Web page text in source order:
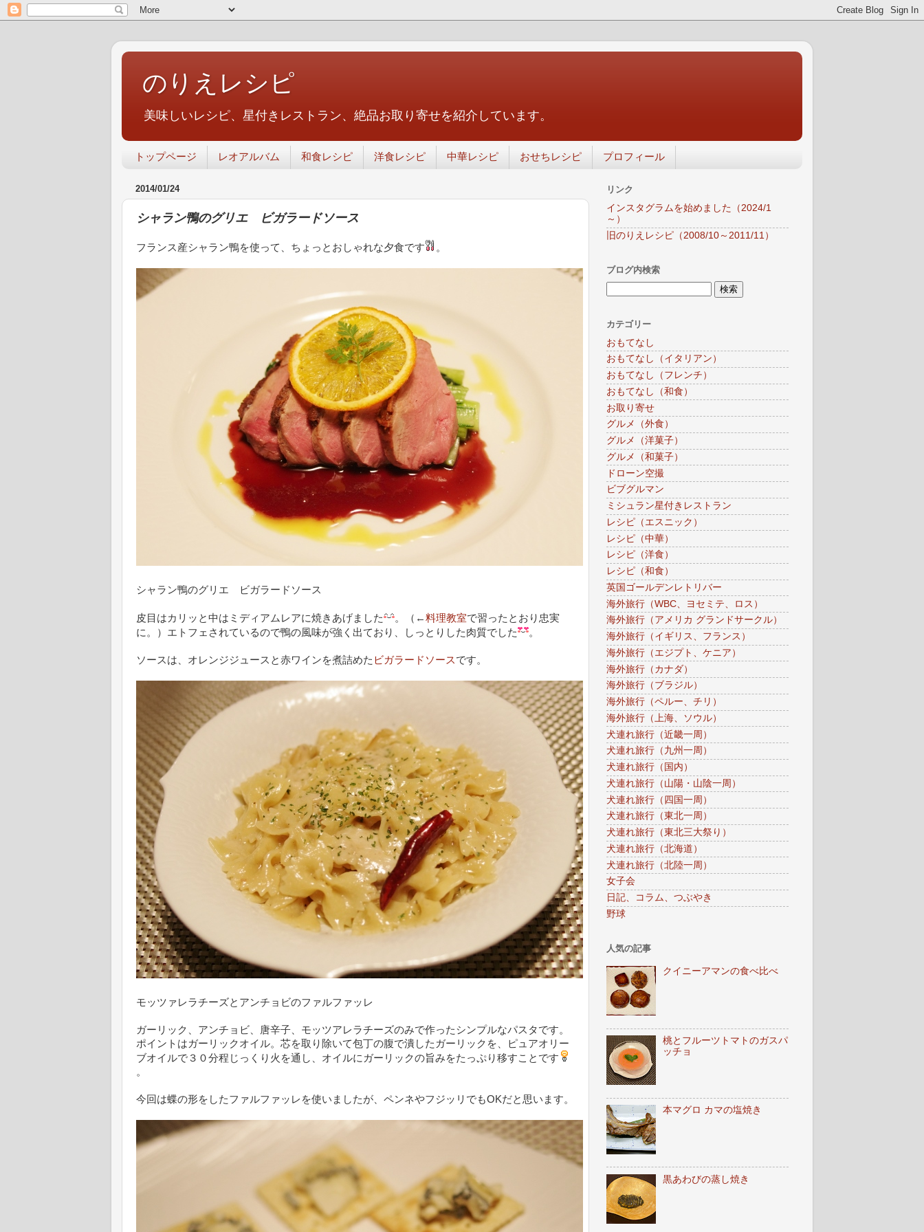
のりえレシピ
美味しいレシピ、星付きレストラン、絶品お取り寄せを紹介しています。
トップページ レオアルバム 和食レシピ 洋食レシピ 中華レシピ おせちレシピ プロフィール
2014/01/24
シャラン鴨のグリエ ビガラードソース
フランス産シャラン鴨を使って、ちょっとおしゃれな夕食です 。
シャラン鴨のグリエ ビガラードソース
皮目はカリッと中はミディアムレアに焼きあげました 。（←料理教室で習ったとおり忠実
に。）エトフェされているので鴨の風味が強く出ており、しっとりした肉質でした
。
ソースは、オレンジジュース と赤ワインを煮詰めた ビガラードソースです。
モッツァレラチーズとアンチョビのファルファッレ
ガーリック、アンチョビ、唐辛子、モッツアレラチーズのみで作ったシンプルなパスタです。
ポイントはガーリックオイル。芯を取り除いて包丁の腹で潰したガーリックを、ピュアオリー
ブオイルで３０分程じっくり火を通し、オイルにガーリックの旨みをたっぷり移すことです
。
今回は蝶の形をしたファルファッレを使いましたが、ペンネやフジッリでもOKだと思います。
リンク
インスタグラムを始めました（2024/1
～）
旧のりえレシピ（2008/10～2011/11）
ブログ内検索
カテゴリー
おもてなし
おもてなし（イタリアン）
おもてなし（フレンチ）
おもてなし（和食）
お取り寄せ
グルメ（外食）
グルメ（洋菓子）
グルメ（和菓子）
ドローン空撮
ビブグルマン
ミシュラン星付きレストラン
レシピ（エスニック）
レシピ（中華）
レシピ（洋食）
レシピ（和食）
英国ゴールデンレトリバー
海外旅行（WBC、ヨセミテ、ロス）
海外旅行（アメリカ グランドサークル）
海外旅行（イギリス、フランス）
海外旅行（エジプト、ケニア）
海外旅行（カナダ）
海外旅行（ブラジル）
海外旅行（ペルー、チリ）
海外旅行（上海、ソウル）
犬連れ旅行（近畿一周）
犬連れ旅行（九州一周）
犬連れ旅行（国内）
犬連れ旅行（山陽・山陰一周）
犬連れ旅行（四国一周）
犬連れ旅行（東北一周）
犬連れ旅行（東北三大祭り）
犬連れ旅行（北海道）
犬連れ旅行（北陸一周）
女子会
日記、コラム、つぶやき
野球
人気の記事
クイニーアマンの食べ比べ
桃とフルーツトマトのガスパ
ッチョ
本マグロ カマの塩焼き
黒あわびの蒸し焼き